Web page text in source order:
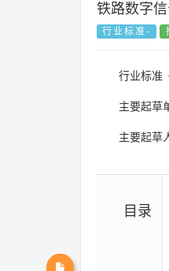
铁路数字
行业标准-
行业标准
主要起草
主要起草
目录